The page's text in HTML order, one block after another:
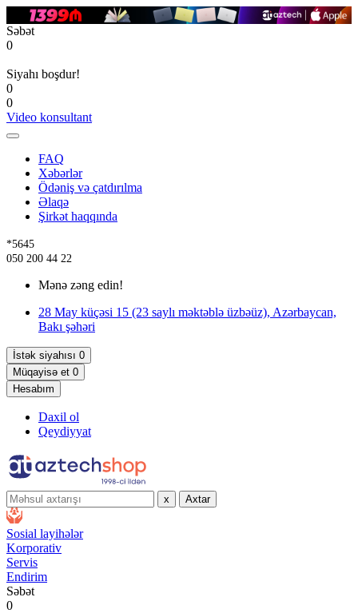
Səbət
0
Siyahı boşdur!
0
0
Video konsultant
FAQ
Xəbərlər
Ödəniş və çatdırılma
Əlaqə
Şirkət haqqında
*5645
050 200 44 22
Mənə zəng edin!
28 May küçəsi 15 (23 saylı məktəblə üzbəüz), Azərbaycan,
Bakı şəhəri
İstək siyahısı 0
Müqayisə et 0
Hesabım
Daxil ol
Qeydiyyat
x Axtar
Sosial layihələr
Korporativ
Servis
Endirim
Səbət
0